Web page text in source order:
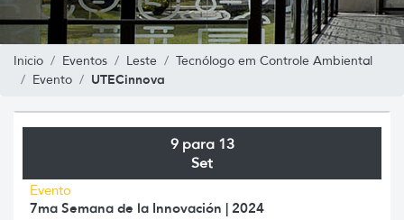
Inicio Eventos Leste
Tecnólogo em Controle Ambiental
Evento
UTECinnova
9 para 13
Set
Evento
7ma Semana de la Innovación | 2024